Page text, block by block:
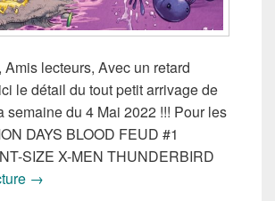
lecteurs, Avec un retard
le détail du tout petit arrivage de
semaine du 4 Mai 2022 !!! Pour les
DAYS BLOOD FEUD #1
SIZE X-MEN THUNDERBIRD
Sorties des comics VO de la semaine
→